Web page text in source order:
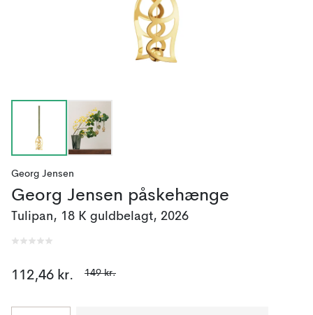
Georg Jensen
Georg Jensen påskehænge
Tulipan, 18 K guldbelagt, 2026
112,46 kr. 149 kr.